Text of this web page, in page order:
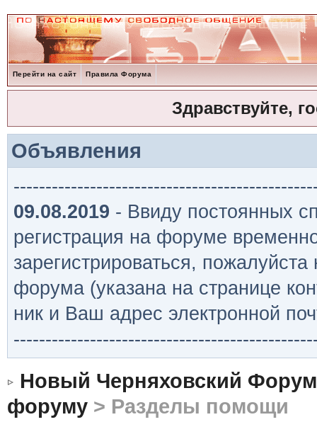
Перейти на сайт Правила Форума
Здравствуйте,
Объявления
09.08.2019 - Ввиду постоянных
регистрация на форуме
зарегистрироваться,
форума (указана на странице
ник и Ваш адрес электронной
Новый Черняховский Форум
форуму> Разделы помощи